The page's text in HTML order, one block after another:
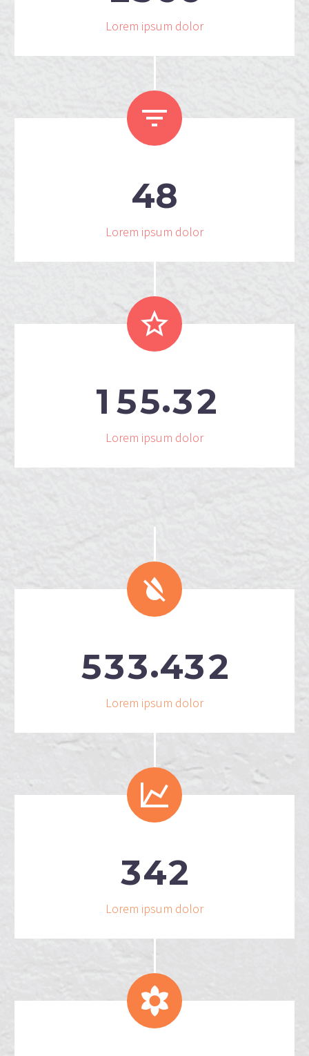
Lorem ipsum dolor


48
Lorem ipsum dolor


1 55.32
Lorem ipsum dolor


533.432
Lorem ipsum dolor


342
Lorem ipsum dolor

